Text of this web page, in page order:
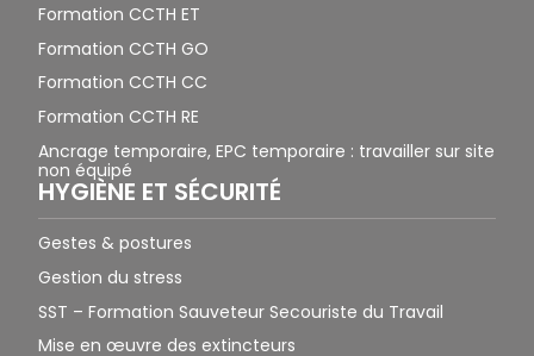
Formation CCTH ET
Formation CCTH GO
Formation CCTH CC
Formation CCTH RE
Ancrage temporaire, EPC temporaire : travailler sur site
non équipé
HYGIÈNE ET SÉCURITÉ
Gestes & postures
Gestion du stress
SST – Formation Sauveteur Secouriste du Travail
Mise en œuvre des extincteurs